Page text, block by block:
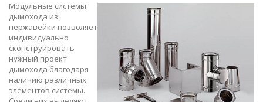
Модульные системы
дымохода из
нержавейки позволяет
индивидуально
сконструировать
нужный проект
дымохода благодаря
наличию различных
элементов системы.